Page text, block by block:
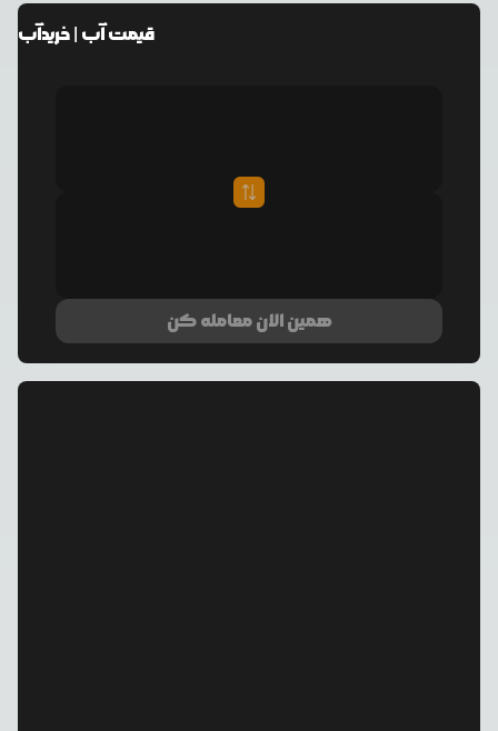
قیمتآب | خریدآب
همین الان معامله کن